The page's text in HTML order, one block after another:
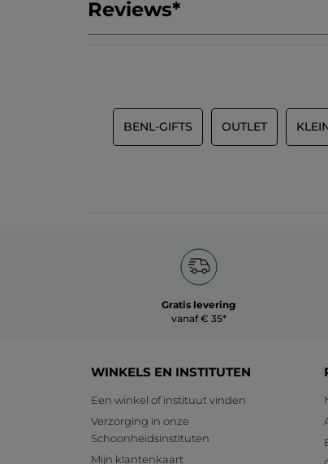
Reviews*
voor
REVIEW TOEVOEGEN
BENL-GIFTS OUTLET
Gratis levering
vanaf € 35*
WINKELS EN INSTITUTEN
Een winkel of instituut vinden
Verzorging in onze
Schoonheidsinstituten
Mijn klantenkaart